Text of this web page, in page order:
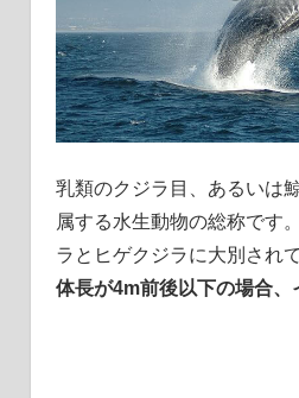
乳類のクジラ目、あるいは
属する水生動物の総称です
ラとヒゲクジラに大別され
体長が4m前後以下の場合、